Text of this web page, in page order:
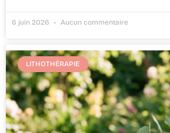
6 juin 2026 Aucun commentaire
LITHOTHÉRAPIE